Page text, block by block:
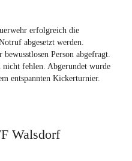
erfolgreich die
abgesetzt werden.
Person abgefragt.
fehlen. Abgerundet wurde
entspannten Kickerturnier.
Walsdorf